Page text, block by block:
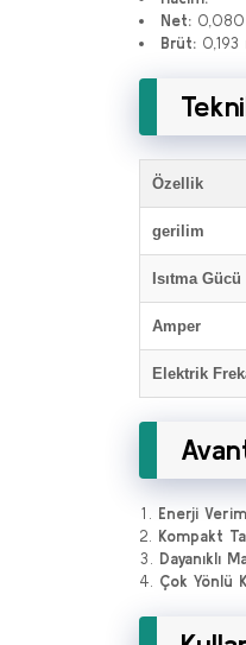
Net: 0,080
Brüt: 0,193
Özellik
gerilim
Isıtma Gücü
Amper
Elektrik
Enerji
Kompakt
Dayanıklı
Çok Yönlü